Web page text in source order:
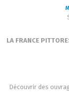
LA FRANCE
Découvrir des